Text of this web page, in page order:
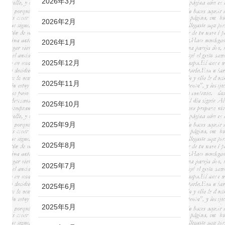
2026年2月
2026年1月
2025年12月
2025年11月
2025年10月
2025年9月
2025年8月
2025年7月
2025年6月
2025年5月